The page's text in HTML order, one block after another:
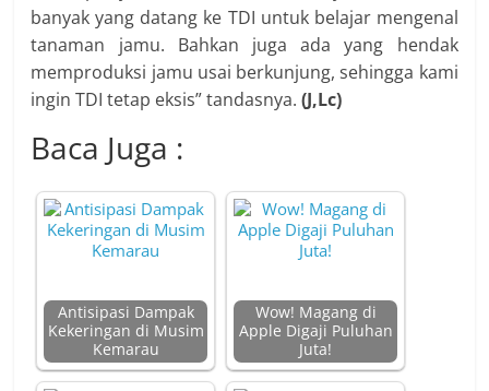
banyak yang datang ke TDI untuk belajar mengenal
tanaman jamu. Bahkan juga ada yang hendak
memproduksi jamu usai berkunjung, sehingga kami
ingin TDI tetap eksis” tandasnya.(J,Lc)
Baca Juga :
Antisipasi Dampak
Kekeringan di Musim
Kemarau
Wow! Magang di
Apple Digaji Puluhan
Juta!